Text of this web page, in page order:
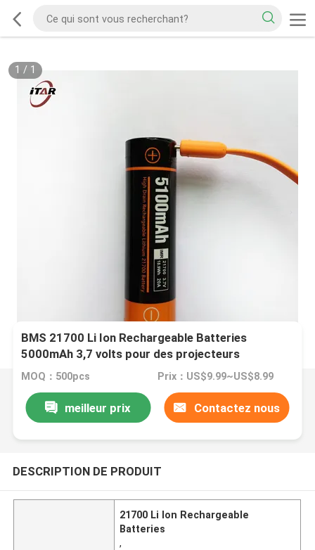
1 / 1
BMS 21700 Li Ion Rechargeable Batteries
5000mAh 3,7 volts pour des projecteurs
MOQ：500pcs Prix：US$9.99~US$8.99
meilleur prix Contactez nous
DESCRIPTION DE PRODUIT
21700 Li Ion Rechargeable
Batteries
,